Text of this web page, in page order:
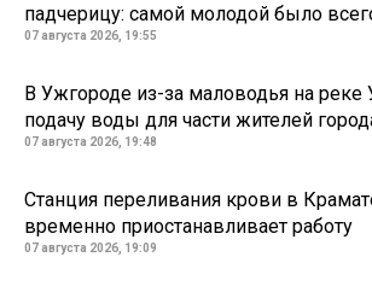
падчерицу: самой молодой было
07 августа 2026, 19:55
В Ужгороде из-за маловодья на реке
подачу воды для части жителей
07 августа 2026, 19:48
Станция переливания крови в
временно приостанавливает работу
07 августа 2026, 19:09